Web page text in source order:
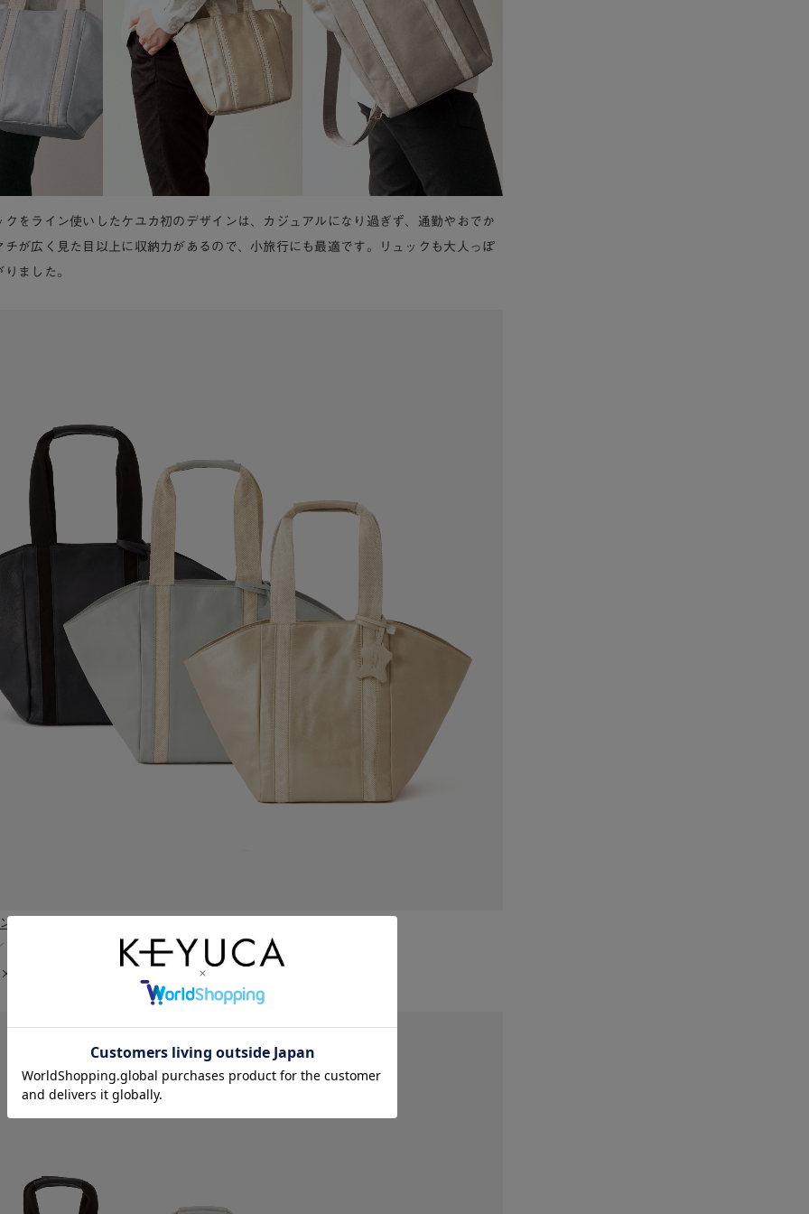
クをライン使いしたケユカ初のデザインは、カジュアルになり過ぎず、通勤やおでか
チが広く見た目以上に収納力があるので、小旅行にも最適です。リュックも大人っぽ
ました。
トート
イトブルー／シャンパンゴールド
さ26cm／重量約400g